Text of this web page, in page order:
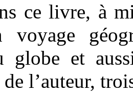
ce livre, à
voyage
globe et
de l’auteur,